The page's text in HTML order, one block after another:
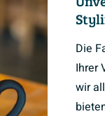
Die
Ihrer
wir